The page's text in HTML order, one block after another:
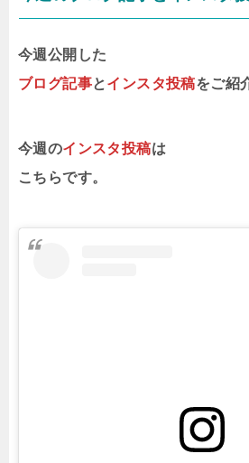
今週公開した
ブログ記事とインスタ投稿をご紹
今週のインスタ投稿は
こちらです。